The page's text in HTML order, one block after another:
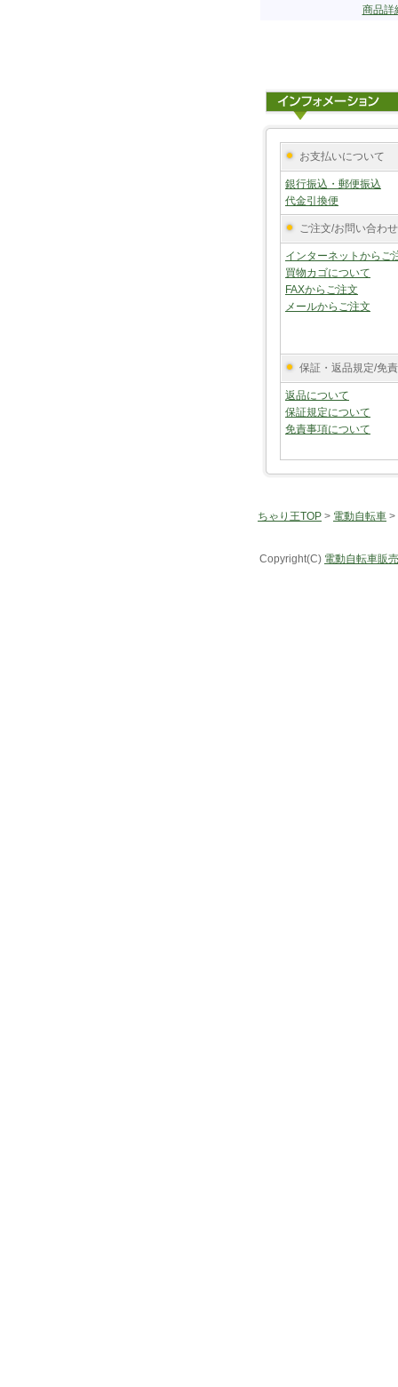
商品
お支払いについて
銀行振込・郵便振込
代金引換便
ご注文/お問い合わせ
インターネットからご
買物カゴについて
FAXからご注文
メールからご注文
保証・返品規定/免
返品について
保証規定について
免責事項について
ちゃり王TOP > 電動自転車 >
Copyright(C) 電動自転車販